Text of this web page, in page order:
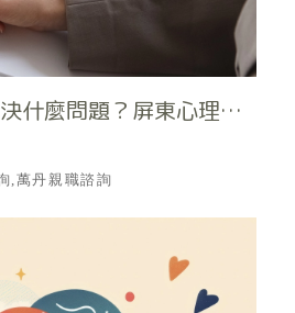
什麼問題？屏東心理治
所｜屏東親職諮詢｜屏
,萬丹親職諮詢